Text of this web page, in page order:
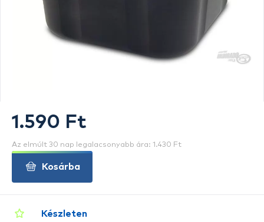
Készleten
1.590 Ft
Az elmúlt 30 nap legalacsonyabb ára: 1.430 Ft
Kosárba